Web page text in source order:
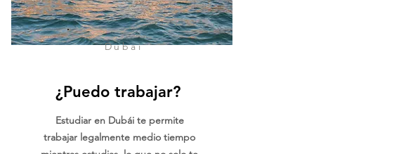
Dubai
¿Puedo trabajar?
Estudiar en Dubái te permite
trabajar legalmente medio tiempo